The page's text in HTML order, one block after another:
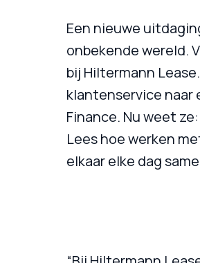
Een nieuwe
onbekende wereld.
bij Hiltermann
klantenservice naar
Finance. Nu weet
Lees hoe werken
elkaar elke dag